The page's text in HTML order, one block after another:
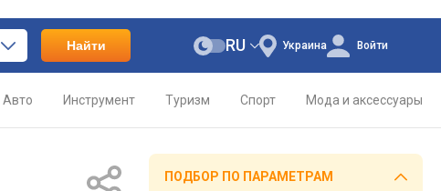
Найти Украина
RU Войти
Авто Инструмент Туризм Спорт Мода и аксессуары
ПОДБОР ПО ПАРАМЕТРАМ